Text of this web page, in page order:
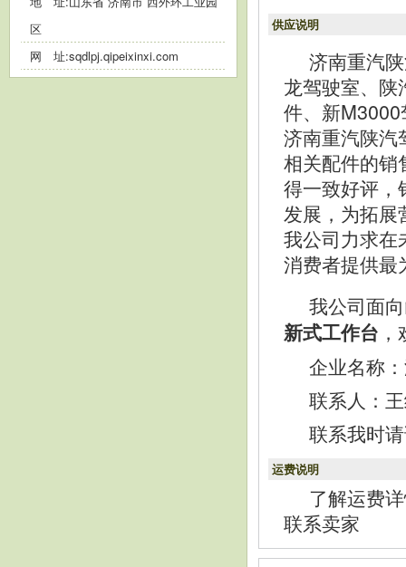
区
网 址:sqdlpj.qipeixinxi.com
供应说明
济南重汽
龙驾驶室、
件、新
济南重汽陕汽
相关配件的销
得一致好评，
发展，为拓
我公司力求在
消费者提供最
我公司面
新式工作台
企业名称
联系人：
联系我时
运费说明
了解运费
联系卖家